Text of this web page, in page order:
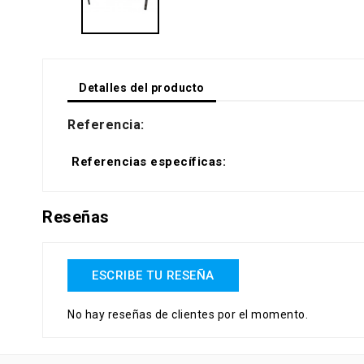
Detalles del producto
Referencia:
Referencias específicas:
Reseñas
ESCRIBE TU RESEÑA
No hay reseñas de clientes por el momento.